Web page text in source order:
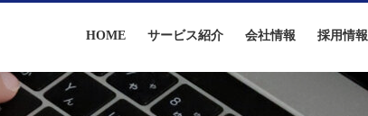
HOME サービス紹介 会社情報 採用情報